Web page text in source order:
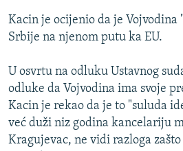
VIŠE OD NASLOVA
GENOCID U SREBRENICI
POPLAVE I KLIZIŠTA U BIH 2024.
TV LIBERTY
POST SCRIPTUM
MOJA EVROPA
PRATITE NAS
Sve RFE/RL stranice
Kacin je ocijenio da je Vojvodina
Srbije na njenom putu ka EU.
U osvrtu na odluku Ustavnog
odluke da Vojvodina ima svoje
Kacin je rekao da je to "suluda
već duži niz godina kancelariju
Kragujevac, ne vidi razloga